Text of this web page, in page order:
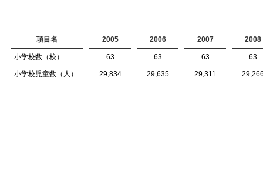
項目名 2005 2006 2007 2008
小学校数（校） 63 63 63 63
小学校児童数（人） 29,834 29,635 29,311